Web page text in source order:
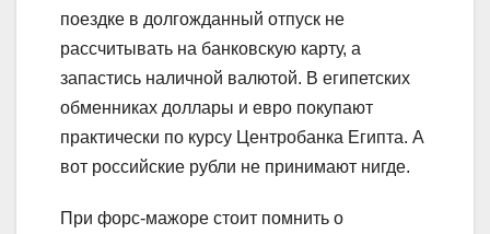
поездке в долгожданный отпуск не
рассчитывать на банковскую карту, а
запастись наличной валютой. В египетских
обменниках доллары и евро покупают
практически по курсу Центробанка Египта. А
вот российские рубли не принимают нигде.
При форс-мажоре стоит помнить о